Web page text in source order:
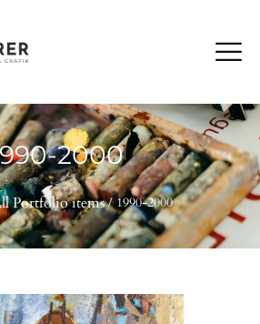
2000
Portfolio items 1990-2000